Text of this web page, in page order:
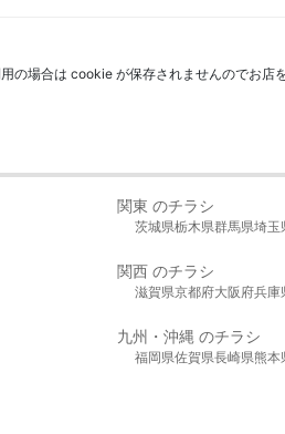
の場合は cookie が保存されませんのでお店
関東 のチラシ
茨城県栃木県群馬県埼玉
関西 のチラシ
滋賀県京都府大阪府兵庫
九州・沖縄 のチラシ
福岡県佐賀県長崎県熊本